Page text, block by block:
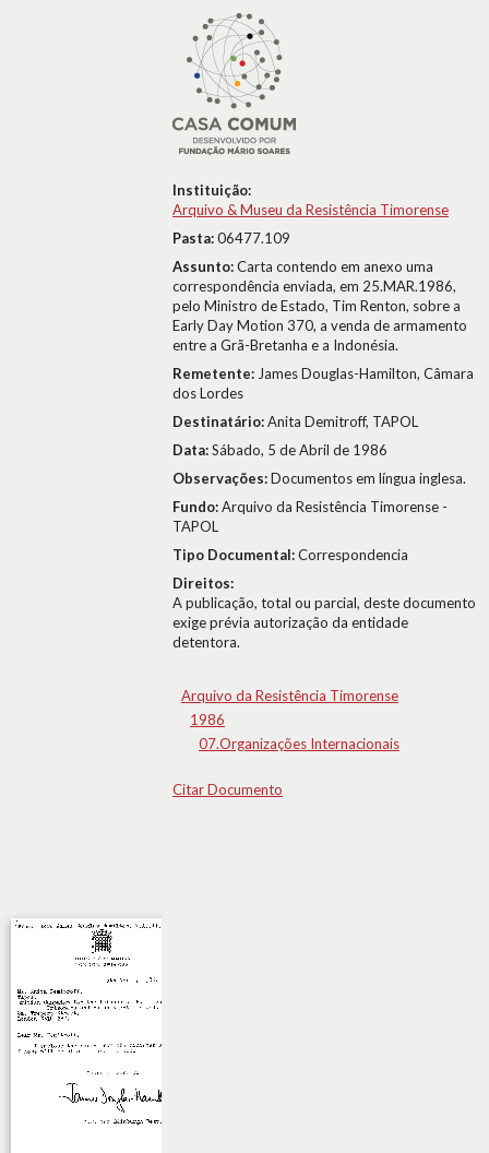
Instituição:
Arquivo & Museu da Resistência Timorense
Pasta:06477.109
Assunto:Carta contendo em anexo uma
correspondência enviada, em 25.MAR.1986,
pelo Ministro de Estado, Tim Renton, sobre a
Early Day Motion 370, a venda de armamento
entre a Grã-Bretanha e a Indonésia.
Remetente: James Douglas-Hamilton, Câmara
dos Lordes
Destinatário:Anita Demitroff, TAPOL
Data:Sábado, 5 de Abril de 1986
Observações:Documentos em língua inglesa.
Fundo:Arquivo da Resistência Timorense -
TAPOL
Tipo Documental:Correspondencia
Direitos:
A publicação, total ou parcial, deste documento
exige prévia autorização da entidade
detentora.
Arquivo da Resistência Timorense
1986
07.Organizações Internacionais
Citar Documento